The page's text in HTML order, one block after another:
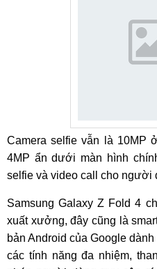
Camera selfie vẫn là 10MP
4MP ẩn dưới màn hình
selfie và video call cho người
Samsung Galaxy Z Fold 4
xuất xưởng, đây cũng là
bản Android của Google
các tính năng đa nhiệm,